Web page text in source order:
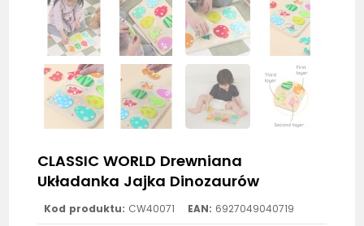
CLASSIC WORLD Drewniana
Układanka Jajka Dinozaurów
Kod produktu: CW40071 EAN: 6927049040719